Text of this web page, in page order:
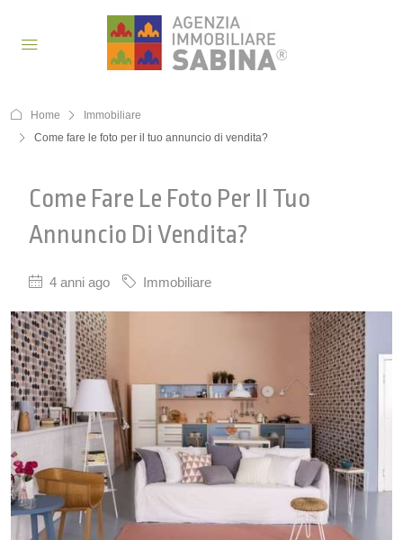
Home
Immobiliare
Come fare le foto per il tuo annuncio di vendita?
Come Fare Le Foto Per Il Tuo
Annuncio Di Vendita?
4 anni ago Immobiliare